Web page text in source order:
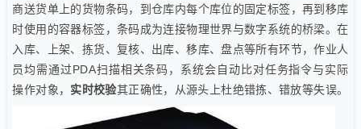
商送货单上的货物条码，到仓库内每个库位的固定标签，再到移库
时使用的容器标签，条码成为连接物理世界与数字系统的桥梁。在
入库、上架、拣货、复核、出库、移库、盘点等所有环节，作业人
员均需通过PDA扫描相关条码，系统会自动比对任务指令与实际
操作对象， 实时校验其正确性，从源头上杜绝错拣、错放等失误。